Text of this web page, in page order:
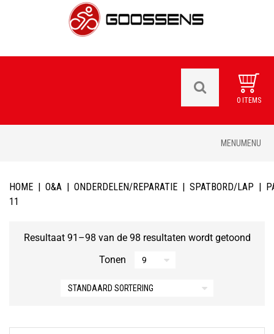
0 ITEMS
MENUMENU
HOME | O&A | ONDERDELEN/REPARATIE | SPATBORD/LAP |
11
Resultaat 91–98 van de 98 resultaten wordt getoond
Tonen